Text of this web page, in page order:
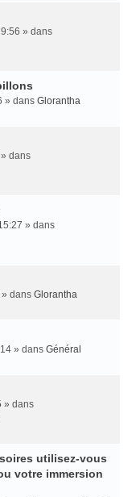
» dans
» dans Glorantha
dans
» dans
dans Glorantha
» dans Général
» dans
utilisez-vous
votre immersion